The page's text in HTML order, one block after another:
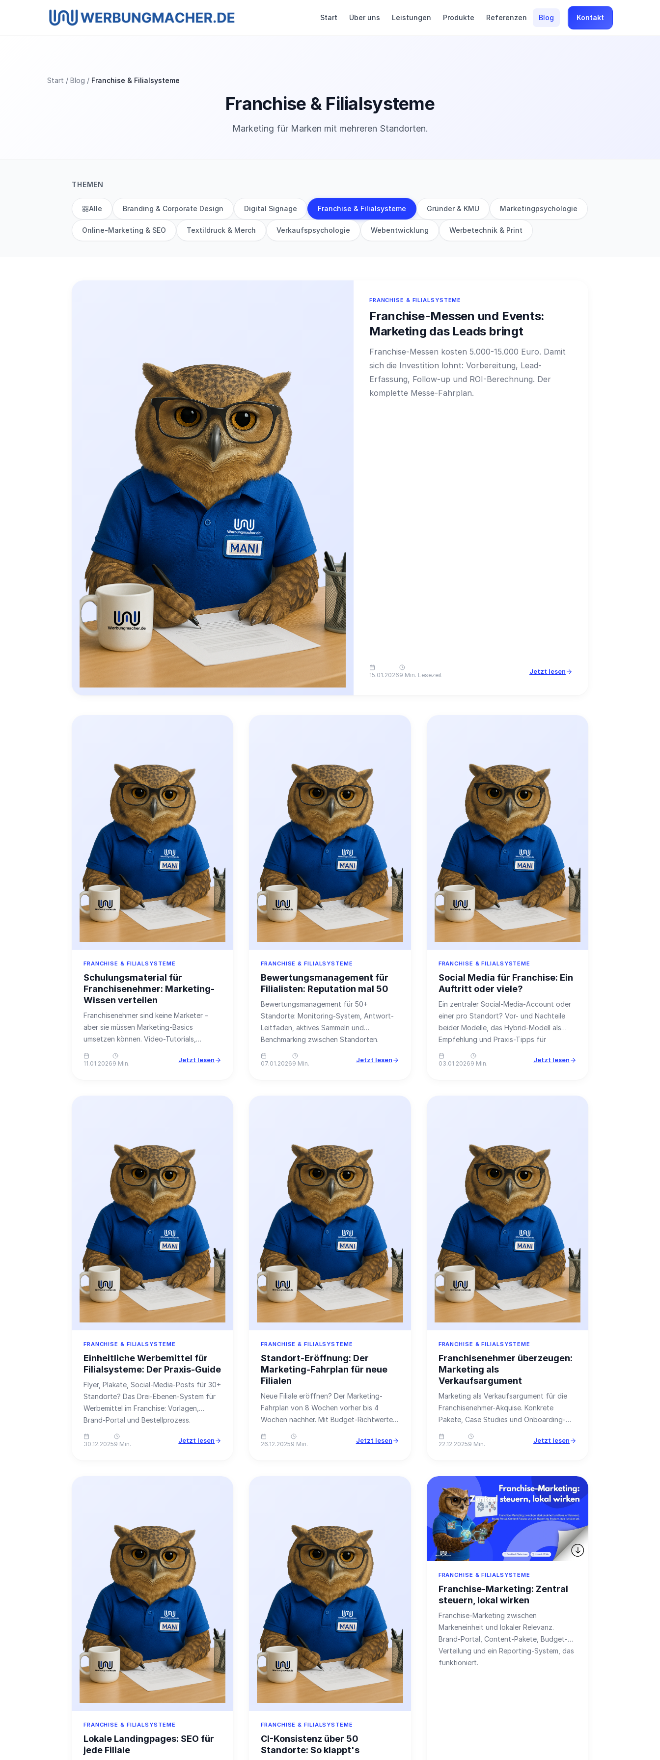
Start Über uns Leistungen Produkte Referenzen Blog Kontakt
Start Blog Franchise & Filialsysteme
Franchise & Filialsysteme
Marketing für Marken mit mehreren Standorten.
THEMEN
Alle Branding & Corporate Design Digital Signage Franchise & Filialsysteme Gründer & KMU Marketingpsychologie
Online-Marketing & SEO Textildruck & Merch Verkaufspsychologie Webentwicklung Werbetechnik & Print
FRANCHISE & FILIALSYSTEME
Franchise-Messen und Events:
Marketing das Leads bringt
Franchise-Messen kosten 5.000-15.000 Euro. Damit
sich die Investition lohnt: Vorbereitung, Lead-
Erfassung, Follow-up und ROI-Berechnung. Der
komplette Messe-Fahrplan.
15.01.20269 Min. Lesezeit Jetzt lesen
FRANCHISE & FILIALSYSTEME
Schulungsmaterial für
Franchisenehmer: Marketing-
Wissen verteilen
Franchisenehmer sind keine Marketer –
aber sie müssen Marketing-Basics
umsetzen können. Video-Tutorials,
Marketing-Plan.
11.01.20269 Min. Jetzt lesen
FRANCHISE & FILIALSYSTEME
Bewertungsmanagement für
Filialisten: Reputation mal 50
Bewertungsmanagement für 50+
Standorte: Monitoring-System, Antwort-
Leitfaden, aktives Sammeln und
Benchmarking zwischen Standorten.
07.01.20269 Min. Jetzt lesen
FRANCHISE & FILIALSYSTEME
Social Media für Franchise: Ein
Auftritt oder viele?
Ein zentraler Social-Media-Account oder
einer pro Standort? Vor- und Nachteile
beider Modelle, das Hybrid-Modell als
Empfehlung und Praxis-Tipps für
Franchise-Systeme.
03.01.20269 Min. Jetzt lesen
FRANCHISE & FILIALSYSTEME
Einheitliche Werbemittel für
Filialsysteme: Der Praxis-Guide
Flyer, Plakate, Social-Media-Posts für 30+
Standorte? Das Drei-Ebenen-System für
Werbemittel im Franchise: Vorlagen,
Brand-Portal und Bestellprozess.
30.12.20259 Min. Jetzt lesen
FRANCHISE & FILIALSYSTEME
Standort-Eröffnung: Der
Marketing-Fahrplan für neue
Filialen
Neue Filiale eröffnen? Der Marketing-
Fahrplan von 8 Wochen vorher bis 4
Wochen nachher. Mit Budget-Richtwerten,
26.12.20259 Min. Jetzt lesen
FRANCHISE & FILIALSYSTEME
Franchisenehmer überzeugen:
Marketing als
Verkaufsargument
Marketing als Verkaufsargument für die
Franchisenehmer-Akquise. Konkrete
Pakete, Case Studies und Onboarding-
22.12.20259 Min. Jetzt lesen
FRANCHISE & FILIALSYSTEME
Lokale Landingpages: SEO für
jede Filiale
FRANCHISE & FILIALSYSTEME
CI-Konsistenz über 50
Standorte: So klappt's
FRANCHISE & FILIALSYSTEME
Franchise-Marketing: Zentral
steuern, lokal wirken
Franchise-Marketing zwischen
Markeneinheit und lokaler Relevanz.
Brand-Portal, Content-Pakete, Budget-
Verteilung und ein Reporting-System, das
funktioniert.